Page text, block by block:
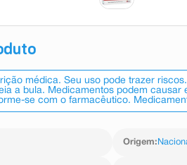
médica. Seu uso pode trazer
a bula. Medicamentos podem causar
se com o farmacêutico.
Origem: